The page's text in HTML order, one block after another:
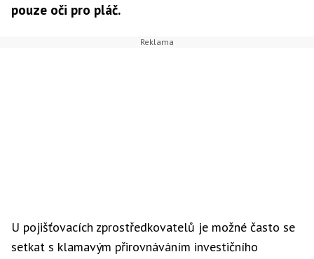
pouze oči pro pláč.
U pojišťovacích zprostředkovatelů je možné často se
setkat s klamavým přirovnáváním investičního